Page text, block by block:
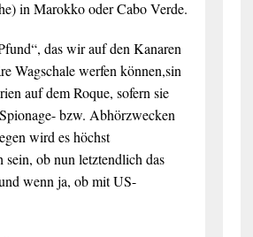
in Marokko oder Cabo Verde.
das wir auf den Kanaren
Wagschale werfen können,sin
auf dem Roque, sofern sie
bzw. Abhörzwecken
wird es höchst
sein, ob nun letztendlich das
wenn ja, ob mit US-